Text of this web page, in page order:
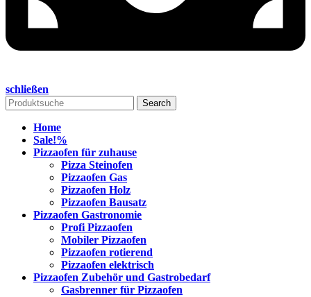
schließen
Search
Home
Sale!%
Pizzaofen für zuhause
Pizza Steinofen
Pizzaofen Gas
Pizzaofen Holz
Pizzaofen Bausatz
Pizzaofen Gastronomie
Profi Pizzaofen
Mobiler Pizzaofen
Pizzaofen rotierend
Pizzaofen elektrisch
Pizzaofen Zubehör und Gastrobedarf
Gasbrenner für Pizzaofen